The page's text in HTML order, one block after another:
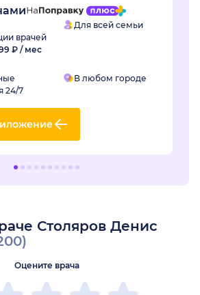
врачей
₽ / мес
Для всей семьи
24/7
В любом городе
Столяров Денис
Оцените врача